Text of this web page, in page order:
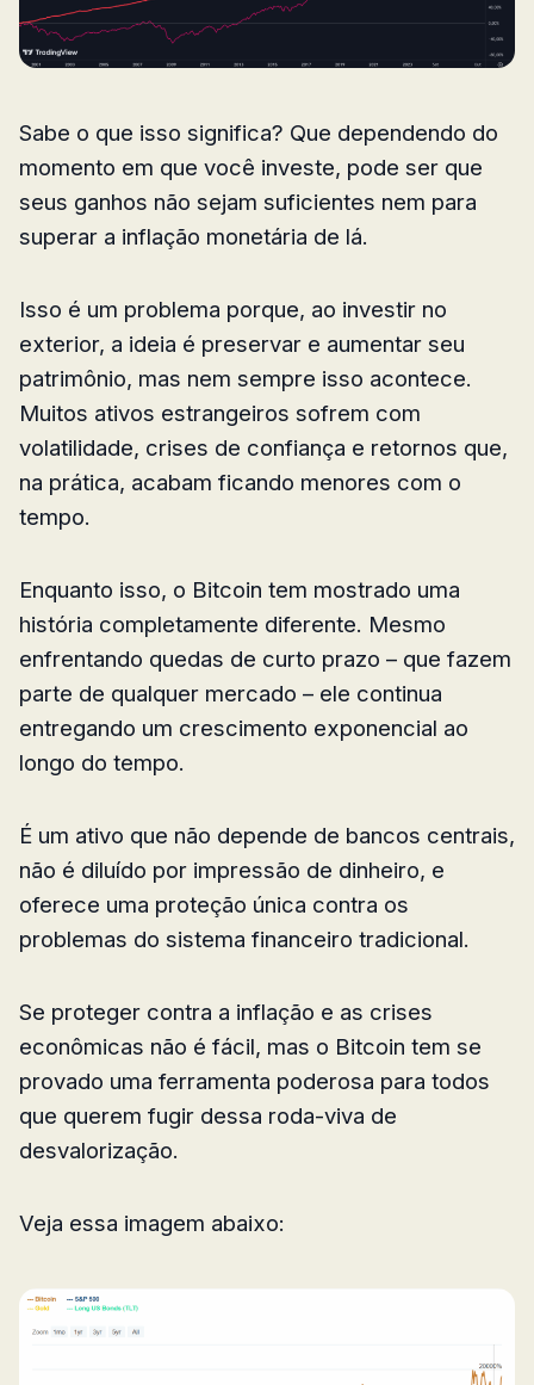
Sabe o que isso significa? Que dependendo do
momento em que você investe, pode ser que
seus ganhos não sejam suficientes nem para
superar a inflação monetária de lá.
Isso é um problema porque, ao investir no
exterior, a ideia é preservar e aumentar seu
patrimônio, mas nem sempre isso acontece.
Muitos ativos estrangeiros sofrem com
volatilidade, crises de confiança e retornos que,
na prática, acabam ficando menores com o
tempo.
Enquanto isso, o Bitcoin tem mostrado uma
história completamente diferente. Mesmo
enfrentando quedas de curto prazo – que fazem
parte de qualquer mercado – ele continua
entregando um crescimento exponencial ao
longo do tempo.
É um ativo que não depende de bancos centrais,
não é diluído por impressão de dinheiro, e
oferece uma proteção única contra os
problemas do sistema financeiro tradicional.
Se proteger contra a inflação e as crises
econômicas não é fácil, mas o Bitcoin tem se
provado uma ferramenta poderosa para todos
que querem fugir dessa roda-viva de
desvalorização.
Veja essa imagem abaixo: